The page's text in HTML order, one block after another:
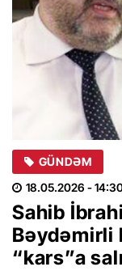
GÜNDƏM
18.05.2026 -
Sahib
Bəydəmirli
“kars”a